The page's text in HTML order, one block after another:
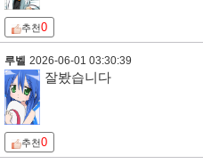
추천0
루벨 2026-06-01 03:30:39
잘봤습니다
추천0